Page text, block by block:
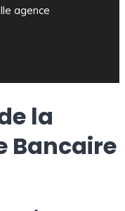
agence
la
Bancaire